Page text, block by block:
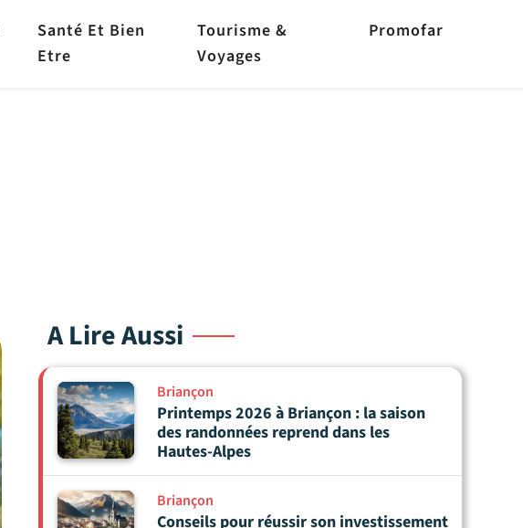
Santé Et Bien
Etre
Tourisme &
Voyages
Promofar
A Lire Aussi
Briançon
Printemps 2026 à Briançon : la saison
des randonnées reprend dans les
Hautes-Alpes
Briançon
Conseils pour réussir son investissement